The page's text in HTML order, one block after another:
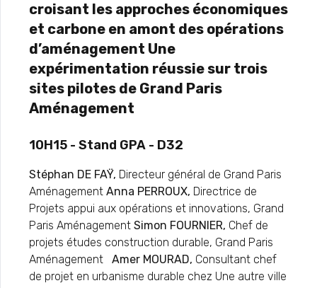
croisant les approches économiques
et carbone en amont des opérations
d’aménagement Une
expérimentation réussie sur trois
sites pilotes de Grand Paris
Aménagement
10H15 - Stand GPA - D32
Stéphan DE FAŸ, Directeur général de Grand Paris
Aménagement Anna PERROUX, Directrice de
Projets appui aux opérations et innovations, Grand
Paris Aménagement Simon FOURNIER, Chef de
projets études construction durable, Grand Paris
Aménagement
Amer MOURAD, Consultant chef
de projet en urbanisme durable chez Une autre ville